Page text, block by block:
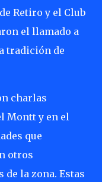
Retiro y el Club
el llamado a
tradición de
charlas
Montt y en el
que
otros
la zona. Estas